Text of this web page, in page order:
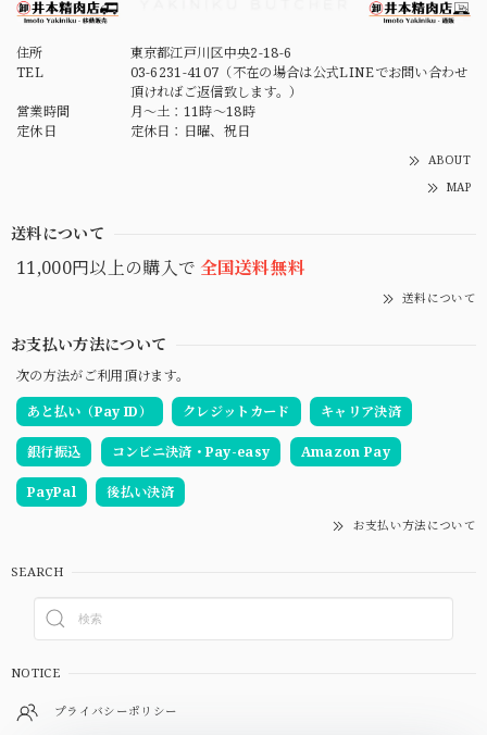
住所
東京都江戸川区中央2-18-6
TEL
03-6231-4107（不在の場合は公式LINEでお問い合わせ
頂ければご返信致します。）
営業時間
月～土：11時～18時
定休日
定休日：日曜、祝日
ABOUT
MAP
送料について
11,000円以上の購入で 全国送料無料
送料について
お支払い方法について
次の方法がご利用頂けます。
あと払い（Pay ID）
クレジットカード キャリア決済
銀行振込 コンビニ決済・Pay-easy Amazon Pay
PayPal 後払い決済
お支払い方法について
SEARCH
NOTICE
プライバシーポリシー